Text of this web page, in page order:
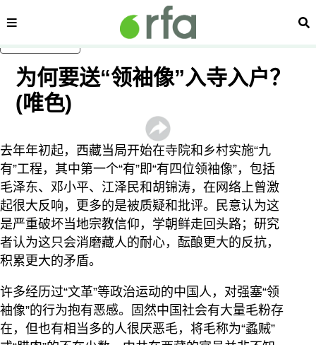
内容分类 搜
为何要送“领袖像”入寺入户？
(唯色)
去年年初起，西藏当局开始在寺院和乡村实施“九
有”工程，其中第一个“有”即“有四位领袖像”，包括
毛泽东、邓小平、江泽民和胡锦涛，在网络上曾激
起很大反响，更多的是被质疑和批评。民意认为这
是严重破坏当地宗教信仰，学朝鲜走回头路；研究
者认为这只会消磨藏人的耐心，酝酿更大的反抗，
积累更大的矛盾。
许多经历过“文革”等政治运动的中国人，对强塞“领
袖像”的行为抱有恶感。固然中国社会有大量毛粉存
在，但也有相当多的人很厌恶毛，将毛称为“蟊贼”